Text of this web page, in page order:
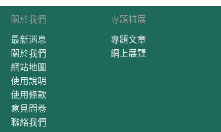
關於我們
最新消息
關於我們
網站地圖
使用說明
使用條款
意見問卷
聯絡我們
專題特展
專題文章
網上展覽